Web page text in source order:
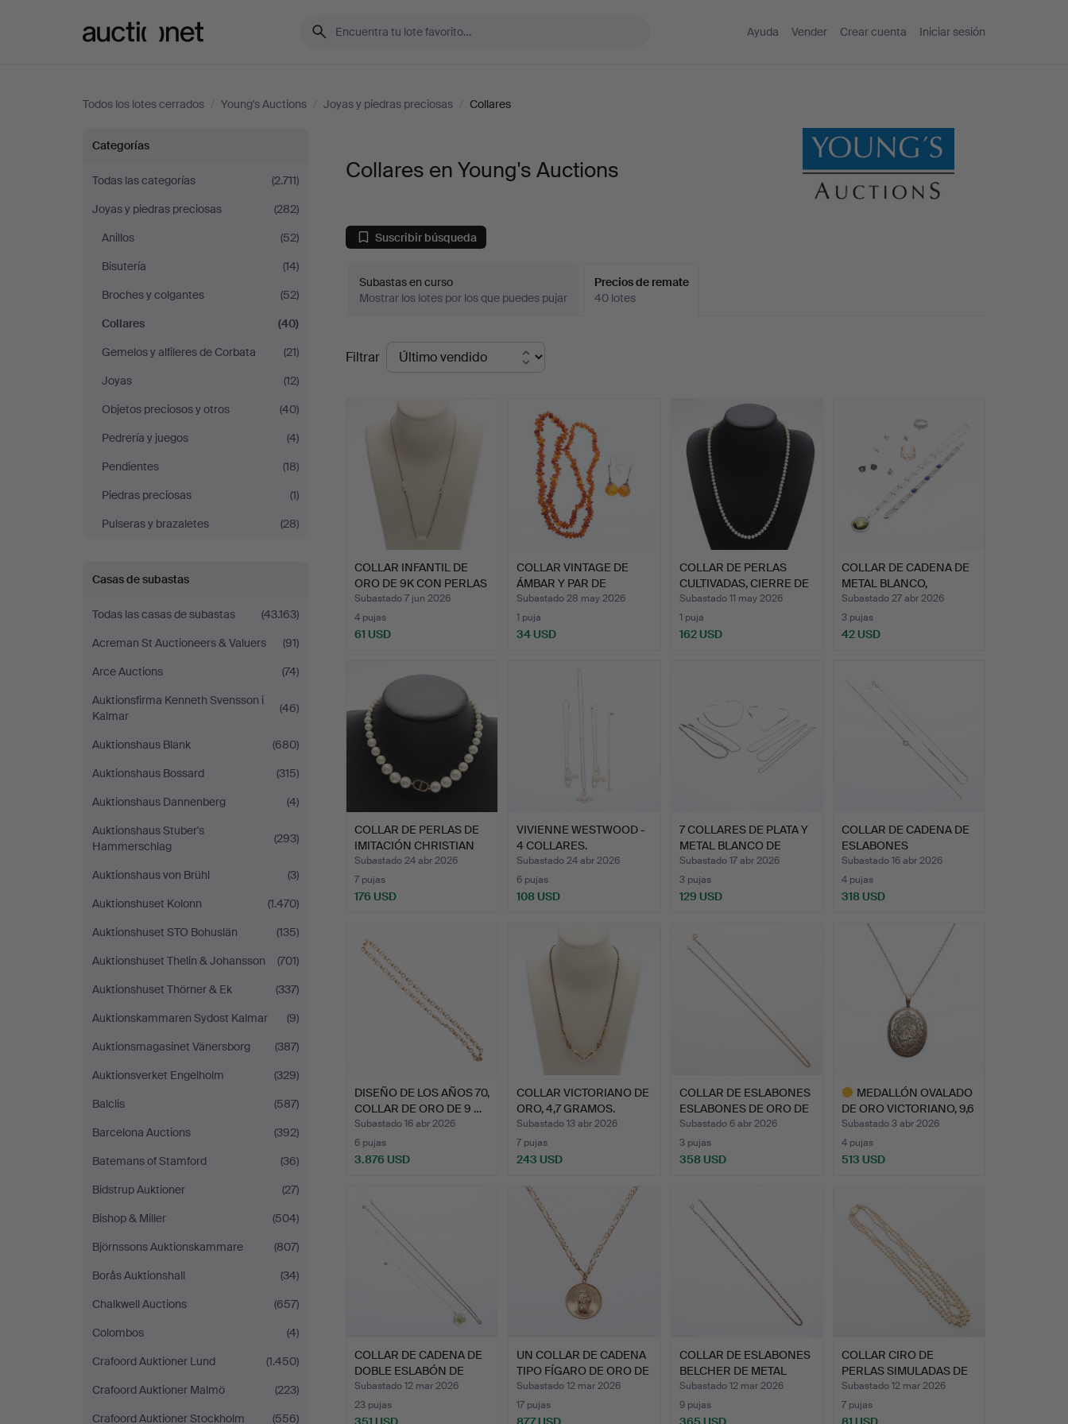
Ayuda Vender Crear cuenta Iniciar sesión
Todos los lotes cerrados / Young's Auctions / Joyas y piedras preciosas / Collares
Collares
en
Young's
Auctions
Categorías
Todas las categorías
(2.711)
Joyas y piedras preciosas
(282)
Anillos
(52)
Bisutería
(14)
Broches y colgantes
(52)
Collares
(40)
Gemelos y alfileres de Corbata
(21)
Joyas
(12)
Objetos preciosos y otros
(40)
Pedrería y juegos
(4)
Pendientes
(18)
Piedras preciosas
(1)
Pulseras y brazaletes
(28)
Casas de subastas
Todas las casas de subastas
(43.163)
Acreman St Auctioneers & Valuers
(91)
Arce Auctions
(74)
Auktionsfirma Kenneth Svensson i
Kalmar
(46)
Auktionshaus Blank
(680)
Auktionshaus Bossard
(315)
Auktionshaus Dannenberg
(4)
Auktionshaus Stuber's
Hammerschlag
(293)
Auktionshaus von Brühl
(3)
Auktionshuset Kolonn
(1.470)
Auktionshuset STO Bohuslän
(135)
Auktionshuset Thelin & Johansson
(701)
Auktionshuset Thörner & Ek
(337)
Auktionskammaren Sydost Kalmar
(9)
Auktionsmagasinet Vänersborg
(387)
Auktionsverket Engelholm
(329)
Balclis
(587)
Barcelona Auctions
(392)
Batemans of Stamford
(36)
Bidstrup Auktioner
(27)
Bishop & Miller
(504)
Björnssons Auktionskammare
(807)
Borås Auktionshall
(34)
Chalkwell Auctions
(657)
Colombos
(4)
Crafoord Auktioner Lund
(1.450)
Crafoord Auktioner Malmö
(223)
Crafoord Auktioner Stockholm
(556)
Collares en Young's Auctions
Suscribir búsqueda
Subastas en curso
Mostrar los lotes por los que puedes pujar
Precios de remate
40 lotes
Precios
de
Filtrar
COLLAR INFANTIL DE
ORO DE 9K CON PERLAS
DE…
Subastado 7 jun 2026
4 pujas
61 USD
COLLAR VINTAGE DE
ÁMBAR Y PAR DE
PENDIENTE…
Subastado 28 may 2026
1 puja
34 USD
COLLAR DE PERLAS
CULTIVADAS, CIERRE DE
MET…
Subastado 11 may 2026
1 puja
162 USD
COLLAR DE CADENA DE
METAL BLANCO,
MARCADO …
Subastado 27 abr 2026
3 pujas
42 USD
COLLAR DE PERLAS DE
IMITACIÓN CHRISTIAN
DI…
Subastado 24 abr 2026
7 pujas
176 USD
VIVIENNE WESTWOOD -
4 COLLARES.
Subastado 24 abr 2026
6 pujas
108 USD
7 COLLARES DE PLATA Y
METAL BLANCO DE
DIVE…
Subastado 17 abr 2026
3 pujas
129 USD
COLLAR DE CADENA DE
ESLABONES
TRIANGULARES…
Subastado 16 abr 2026
4 pujas
318 USD
DISEÑO DE LOS AÑOS 70,
COLLAR DE ORO DE 9 …
Subastado 16 abr 2026
6 pujas
3.876 USD
COLLAR VICTORIANO DE
ORO, 4,7 GRAMOS.
Subastado 13 abr 2026
7 pujas
243 USD
COLLAR DE ESLABONES
ESLABONES DE ORO DE
9 …
Subastado 6 abr 2026
3 pujas
358 USD
MEDALLÓN OVALADO
DE ORO VICTORIANO, 9,6
GR…
Subastado 3 abr 2026
4 pujas
513 USD
COLLAR DE CADENA DE
DOBLE ESLABÓN DE
METAL…
Subastado 12 mar 2026
23 pujas
UN COLLAR DE CADENA
TIPO FÍGARO DE ORO DE
…
Subastado 12 mar 2026
17 pujas
COLLAR DE ESLABONES
BELCHER DE METAL
AMARI…
Subastado 12 mar 2026
9 pujas
COLLAR CIRO DE
PERLAS SIMULADAS DE
TRIPLE …
Subastado 12 mar 2026
7 pujas